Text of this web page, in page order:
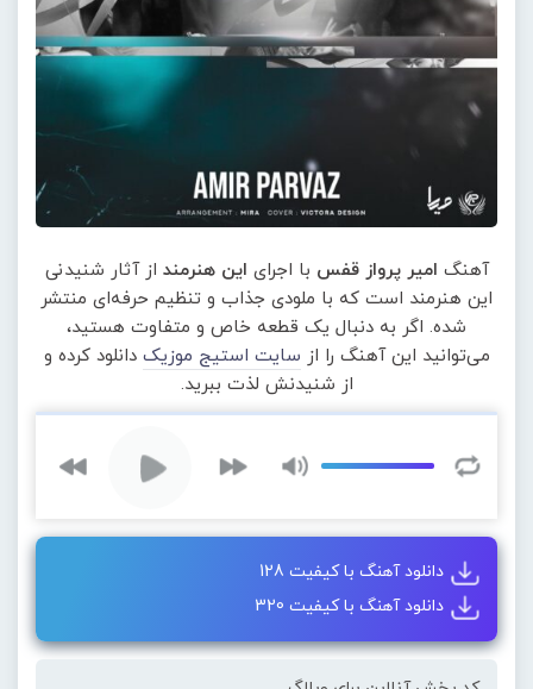
آهنگ امیر پرواز قفس با اجرای این هنرمند از آثار شنیدنی
این هنرمند است که با ملودی جذاب و تنظیم حرفه‌ای منتشر
شده. اگر به دنبال یک قطعه خاص و متفاوت هستید،
می‌توانید این آهنگ را از سایت استیج موزیک دانلود کرده و
از شنیدنش لذت ببرید.
دانلود آهنگ با کیفیت 128
دانلود آهنگ با کیفیت 320